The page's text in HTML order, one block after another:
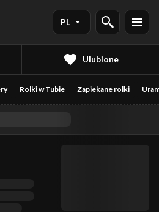
PL
Ulubione
Rolki w Tubie Zapiekane rolki